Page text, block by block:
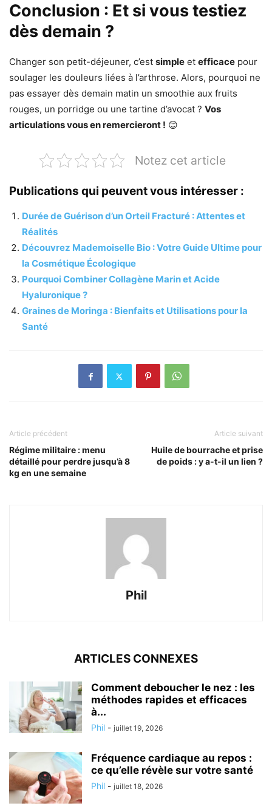
Conclusion : Et si vous testiez
dès demain ?
Changer son petit-déjeuner, c’est simple et efficace pour
soulager les douleurs liées à l’arthrose. Alors, pourquoi ne
pas essayer dès demain matin un smoothie aux fruits
rouges, un porridge ou une tartine d’avocat ? Vos
articulations vous en remercieront ! 😊
Notez cet article
Publications qui peuvent vous intéresser :
Durée de Guérison d’un Orteil Fracturé : Attentes et
Réalités
Découvrez Mademoiselle Bio : Votre Guide Ultime pour
la Cosmétique Écologique
Pourquoi Combiner Collagène Marin et Acide
Hyaluronique ?
Graines de Moringa : Bienfaits et Utilisations pour la
Santé
Article précédent
Régime militaire : menu
détaillé pour perdre jusqu’à 8
kg en une semaine
Article suivant
Huile de bourrache et prise
de poids : y a-t-il un lien ?
Phil
ARTICLES CONNEXES
Comment deboucher le nez : les
méthodes rapides et efficaces
à...
Phil - juillet 19, 2026
Fréquence cardiaque au repos :
ce qu’elle révèle sur votre santé
Phil - juillet 18, 2026